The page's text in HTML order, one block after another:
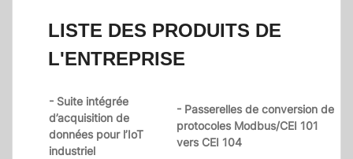
LISTE DES PRODUITS DE
L'ENTREPRISE
- Suite intégrée
d’acquisition de
données pour l’IoT
industriel
- Passerelles de conversion de
protocoles Modbus/CEI 101
vers CEI 104